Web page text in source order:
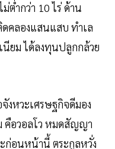
ตํ่ากว่า 10 ไร่ ด้าน
คลองแสนแสบ ทำเล
ยม ได้ลงทุนปลูกกล้วย
งหวะเศรษฐกิจดีมอง
คือวอลโว หมดสัญญา
ก่อนหน้านี้ ตระกูลหวั่ง